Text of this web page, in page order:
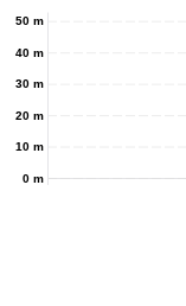
0 m
10 m
20 m
30 m
40 m
50 m